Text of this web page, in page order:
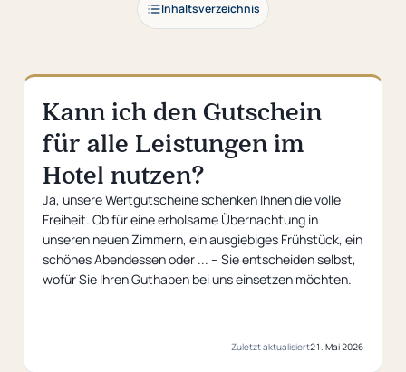
Inhaltsverzeichnis
Kann ich den Gutschein
für alle Leistungen im
Hotel nutzen?
Ja, unsere Wertgutscheine schenken Ihnen die volle
Freiheit. Ob für eine erholsame Übernachtung in
unseren neuen Zimmern, ein ausgiebiges Frühstück, ein
schönes Abendessen oder ... – Sie entscheiden selbst,
wofür Sie Ihren Guthaben bei uns einsetzen möchten.
Zuletzt aktualisiert21. Mai 2026